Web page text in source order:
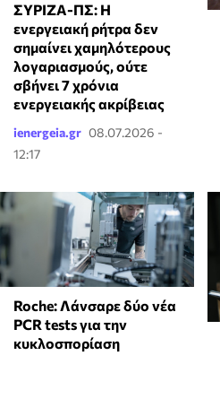
ΣΥΡΙΖΑ-ΠΣ: Η
ενεργειακή ρήτρα δεν
σημαίνει χαμηλότερους
λογαριασμούς, ούτε
σβήνει 7 χρόνια
ενεργειακής ακρίβειας
ienergeia.gr 08.07.2026 -
12:17
Roche: Λάνσαρε δύο νέα
PCR tests για την
κυκλοσπορίαση